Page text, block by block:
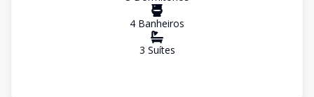
4 Banheiros
3 Suítes